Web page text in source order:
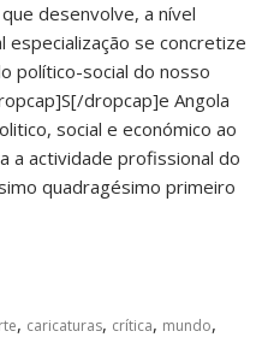
desenvolve, a nível
especialização se concretize
político-social do nosso
dropcap]e Angola
social e económico ao
a actividade profissional do
quadragésimo primeiro
, caricaturas, crítica, mundo,